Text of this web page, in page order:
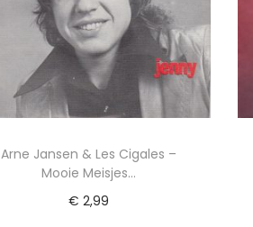
Arne Jansen & Les Cigales –
Mooie Meisjes…
€ 2,99